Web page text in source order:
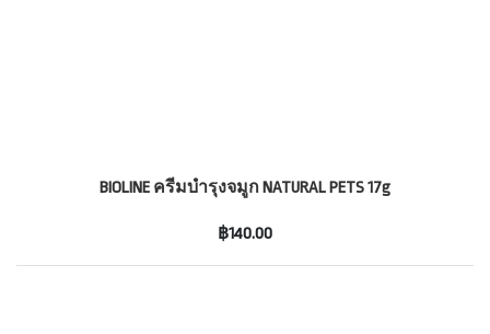
BIOLINE ครีมบำรุงจมูก NATURAL PETS 17g
฿140.00